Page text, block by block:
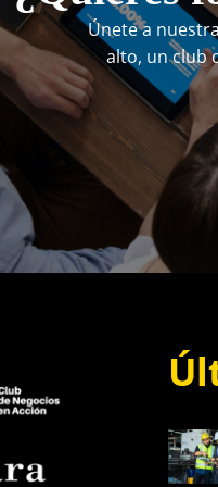
Únete a
alto, un club